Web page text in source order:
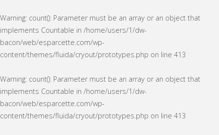
Warning: count(): Parameter must be an array or an object that
implements Countable in /home/users/1/dw-
bacon/web/esparcette.com/wp-
content/themes/fluida/cryout/prototypes.php on line 413
Warning: count(): Parameter must be an array or an object that
implements Countable in /home/users/1/dw-
bacon/web/esparcette.com/wp-
content/themes/fluida/cryout/prototypes.php on line 413